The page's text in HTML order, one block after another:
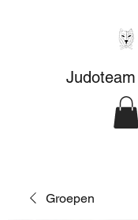
Groepen